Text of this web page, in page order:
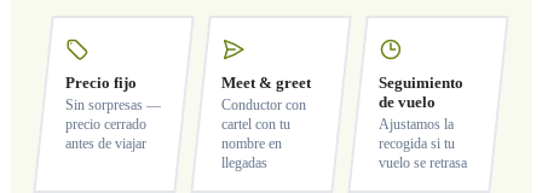
Precio fijo
Sin sorpresas —
precio cerrado
antes de viajar
Meet & greet
Conductor con
cartel con tu
nombre en
llegadas
Seguimiento
de vuelo
Ajustamos la
recogida si tu
vuelo se retrasa